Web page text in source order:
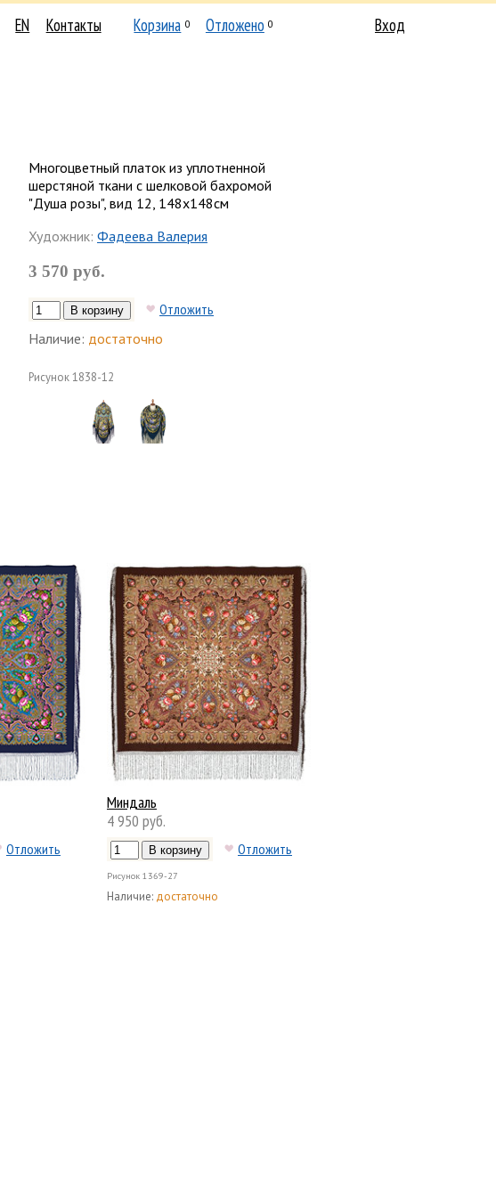
EN Контакты Корзина 0 Отложено 0 Вход
Многоцветный платок из уплотненной
шерстяной ткани с шелковой бахромой
"Душа розы", вид 12, 148х148см
Художник: Фадеева Валерия
3 570 руб.
Отложить
Наличие: достаточно
Рисунок1838-12
Отложить
Миндаль
4 950 руб.
Отложить
Рисунок 1369-27
Наличие: достаточно